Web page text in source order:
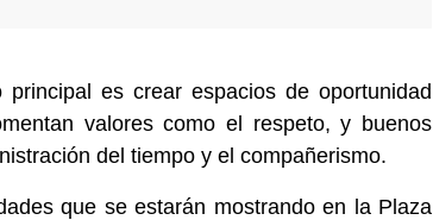
es crear espacios de oportunidad
valores como el respeto, y buenos
del tiempo y el compañerismo.
que se estarán mostrando en la Plaza